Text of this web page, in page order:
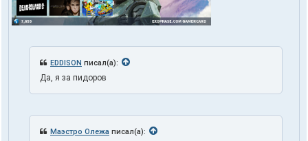
EDDISON писал(а):
Да, я за пидоров
Маэстро Олежа писал(а):